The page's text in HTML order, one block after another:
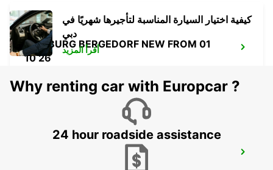
HAMBURG BERGEDORF NEW FROM 01
10 26
NORDERSTEDT USE HAMN09 FROM
كيفية اختيار السيارة المناسبة لتأجيرها شهريًا في
دبي
أقرأ المزيد
Why renting car with Europcar ?
24 hour roadside assistance